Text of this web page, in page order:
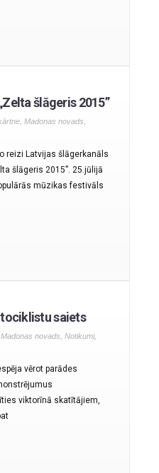
šlāgeris 2015”
Madonas novads
reizi Latvijas šlāgerkanāls
šlāgeris 2015”. 25.jūlijā
mūzikas festivāls
saiets
Madonas novads Notikumi,
vērot parādes
viktorīnā skatītājiem,